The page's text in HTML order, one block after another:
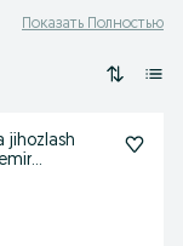
Показать Полностью
jihozlash